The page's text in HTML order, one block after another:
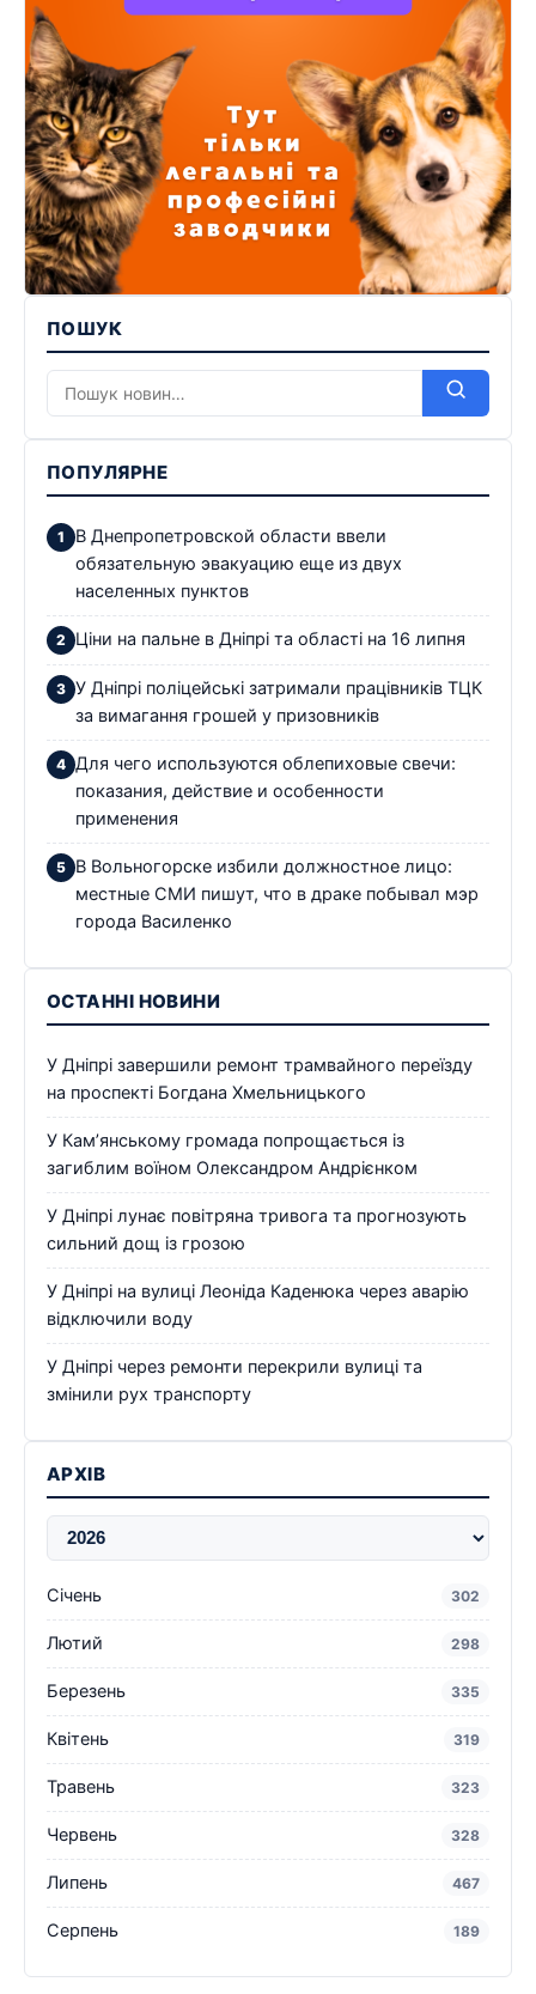
ПОШУК
ПОПУЛЯРНЕ
В Днепропетровской области ввели
обязательную эвакуацию еще из двух
населенных пунктов
Ціни на пальне в Дніпрі та області на 16 липня
У Дніпрі поліцейські затримали працівників ТЦК
за вимагання грошей у призовників
Для чего используются облепиховые свечи:
показания, действие и особенности
применения
В Вольногорске избили должностное лицо:
местные СМИ пишут, что в драке побывал мэр
города Василенко
ОСТАННІ НОВИНИ
У Дніпрі завершили ремонт трамвайного переїзду
на проспекті Богдана Хмельницького
У Кам’янському громада попрощається із
загиблим воїном Олександром Андрієнком
У Дніпрі лунає повітряна тривога та прогнозують
сильний дощ із грозою
У Дніпрі на вулиці Леоніда Каденюка через аварію
відключили воду
У Дніпрі через ремонти перекрили вулиці та
змінили рух транспорту
АРХІВ
Січень 302
Лютий 298
Березень 335
Квітень 319
Травень 323
Червень 328
Липень 467
Серпень 189